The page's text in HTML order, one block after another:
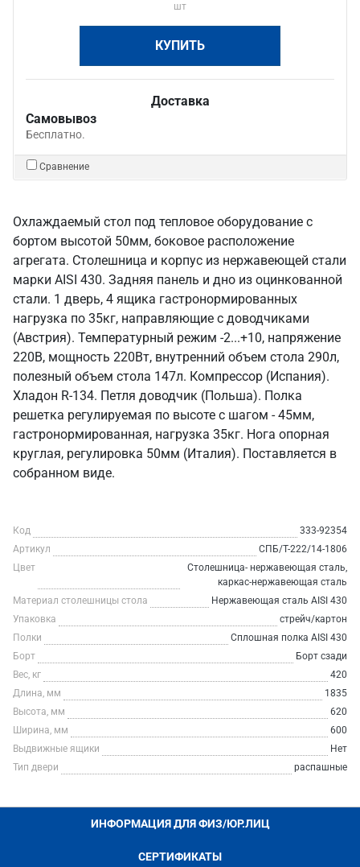
шт
КУПИТЬ
Доставка
Самовывоз
Бесплатно.
Сравнение
Охлаждаемый стол под тепловое оборудование с
бортом высотой 50мм, боковое расположение
агрегата. Столешница и корпус из нержавеющей стали
марки AISI 430. Задняя панель и дно из оцинкованной
стали. 1 дверь, 4 ящика гастронормированных
нагрузка по 35кг, направляющие с доводчиками
(Австрия). Температурный режим -2...+10, напряжение
220В, мощность 220Вт, внутренний объем стола 290л,
полезный объем стола 147л. Компрессор (Испания).
Хладон R-134. Петля доводчик (Польша). Полка
решетка регулируемая по высоте с шагом - 45мм,
гастронормированная, нагрузка 35кг. Нога опорная
круглая, регулировка 50мм (Италия). Поставляется в
собранном виде.
Код
333-92354
Артикул
СПБ/Т-222/14-1806
Цвет
Столешница- нержавеющая сталь,
каркас-нержавеющая сталь
Материал столешницы стола
Нержавеющая сталь AISI 430
Упаковка
стрейч/картон
Полки
Сплошная полка AISI 430
Борт
Борт сзади
Вес, кг
420
Длина, мм
1835
Высота, мм
620
Ширина, мм
600
Выдвижные ящики
Нет
Тип двери
распашные
ИНФОРМАЦИЯ ДЛЯ ФИЗ/ЮР.ЛИЦ
СЕРТИФИКАТЫ